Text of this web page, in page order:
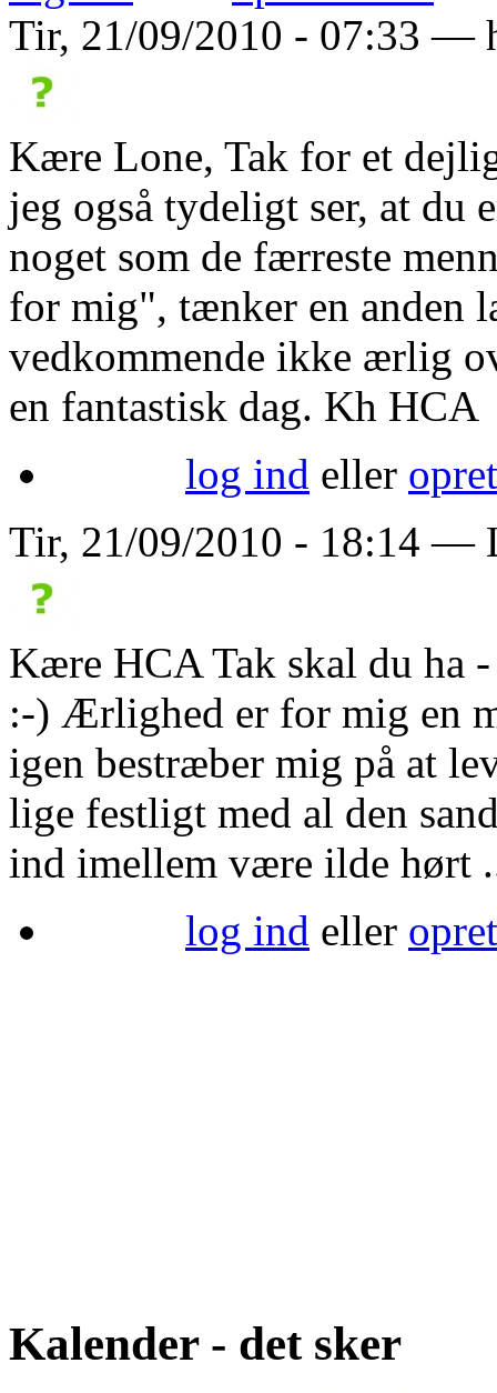
Tir, 21/09/2010 - 07:33 —
Kære Lone, Tak for et
jeg også tydeligt ser, at
noget som de færreste
for mig", tænker en anden
vedkommende ikke ærlig
en fantastisk dag. Kh HCA
log ind eller
Tir, 21/09/2010 - 18:14 —
Kære HCA Tak skal du ha
:-) Ærlighed er for mig en
igen bestræber mig på at
lige festligt med al den
ind imellem være ilde hørt
log ind eller
Kalender - det sker